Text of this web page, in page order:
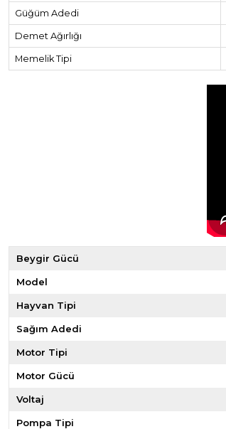
Güğüm Adedi
Demet Ağırlığı
Memelik Tipi
Beygir Gücü
Model
Hayvan Tipi
Sağım Adedi
Motor Tipi
Motor Gücü
Voltaj
Pompa Tipi